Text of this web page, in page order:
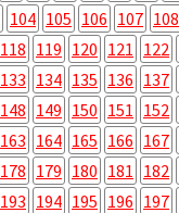
104 105 106 107 108
118 119 120 121 122
133 134 135 136 137
148 149 150 151 152
163 164 165 166 167
178 179 180 181 182
193 194 195 196 197